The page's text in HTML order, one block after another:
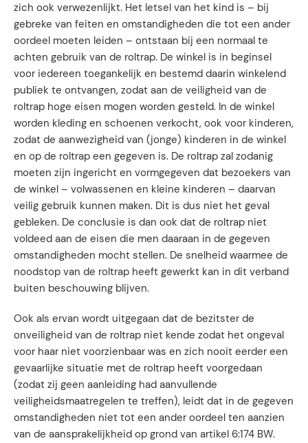
zich ook verwezenlijkt. Het letsel van het kind is – bij
gebreke van feiten en omstandigheden die tot een ander
oordeel moeten leiden – ontstaan bij een normaal te
achten gebruik van de roltrap. De winkel is in beginsel
voor iedereen toegankelijk en bestemd daarin winkelend
publiek te ontvangen, zodat aan de veiligheid van de
roltrap hoge eisen mogen worden gesteld. In de winkel
worden kleding en schoenen verkocht, ook voor kinderen,
zodat de aanwezigheid van (jonge) kinderen in de winkel
en op de roltrap een gegeven is. De roltrap zal zodanig
moeten zijn ingericht en vormgegeven dat bezoekers van
de winkel – volwassenen en kleine kinderen – daarvan
veilig gebruik kunnen maken. Dit is dus niet het geval
gebleken. De conclusie is dan ook dat de roltrap niet
voldeed aan de eisen die men daaraan in de gegeven
omstandigheden mocht stellen. De snelheid waarmee de
noodstop van de roltrap heeft gewerkt kan in dit verband
buiten beschouwing blijven.
Ook als ervan wordt uitgegaan dat de bezitster de
onveiligheid van de roltrap niet kende zodat het ongeval
voor haar niet voorzienbaar was en zich nooit eerder een
gevaarlijke situatie met de roltrap heeft voorgedaan
(zodat zij geen aanleiding had aanvullende
veiligheidsmaatregelen te treffen), leidt dat in de gegeven
omstandigheden niet tot een ander oordeel ten aanzien
van de aansprakelijkheid op grond van artikel 6:174 BW.